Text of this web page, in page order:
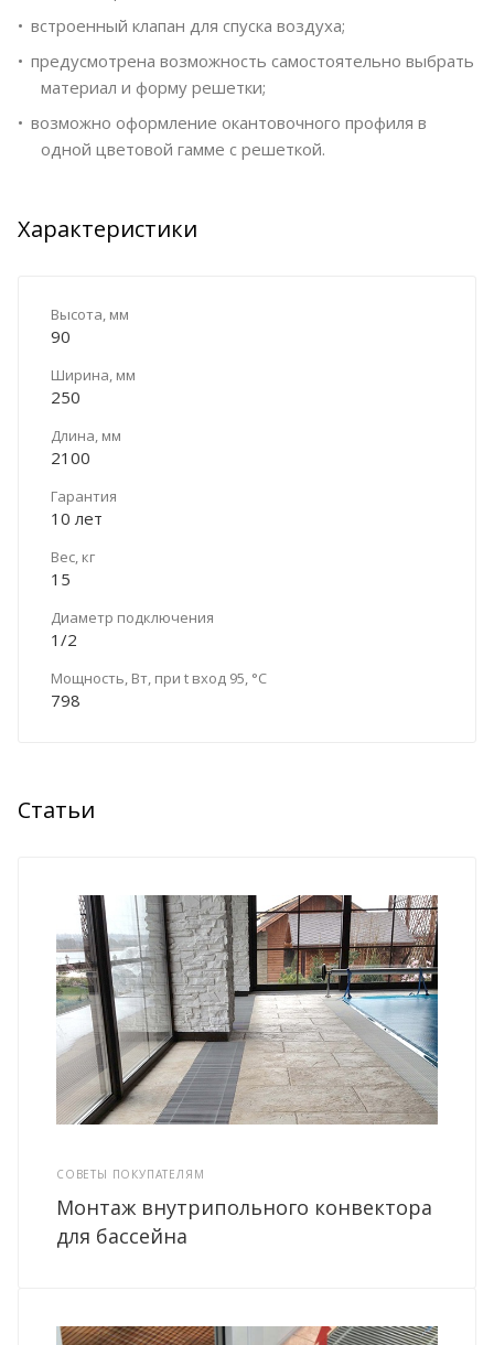
встроенный клапан для спуска воздуха;
предусмотрена возможность самостоятельно выбрать
материал и форму решетки;
возможно оформление окантовочного профиля в
одной цветовой гамме с решеткой.
Характеристики
Высота, мм
90
Ширина, мм
250
Длина, мм
2100
Гарантия
10 лет
Вес, кг
15
Диаметр подключения
1/2
Мощность, Вт, при t вход 95, °C
798
Статьи
СОВЕТЫ ПОКУПАТЕЛЯМ
Монтаж внутрипольного конвектора
для бассейна